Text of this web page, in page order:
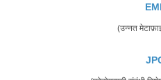
(उन्नत